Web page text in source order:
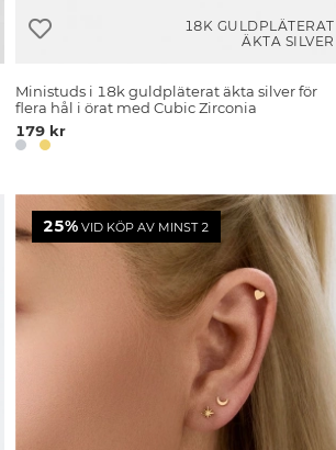
18K GULDPLÄTERAT
ÄKTA SILVER
Ministuds i 18k guldpläterat äkta silver för
flera hål i örat med Cubic Zirconia
179 kr
25% VID KÖP AV MINST 2